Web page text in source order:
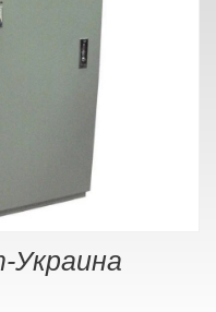
Украина